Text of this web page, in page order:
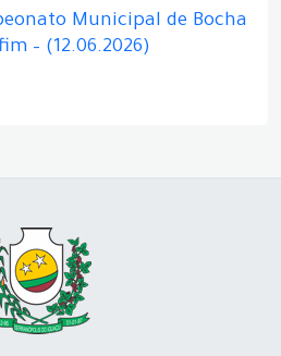
Municipal de Bocha
– (12.06.2026)